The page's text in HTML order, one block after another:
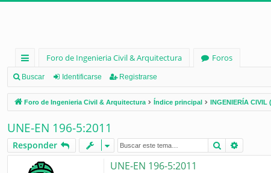
nl
ac
es
rá
pi
Foro de Ingenieria Civil & Arquitectura
Foros
Buscar Identificarse Registrarse
Foro de Ingenieria Civil & Arquitectura Índice principal INGENIERÍA CIVIL
UNE-EN 196-5:2011
Responder Buscar
UNE-EN 196-5:2011